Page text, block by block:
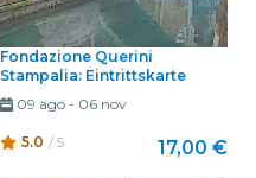
Fondazione Querini
Stampalia: Eintrittskarte
09 ago- 06 nov
5.0 / 5 17,00 €